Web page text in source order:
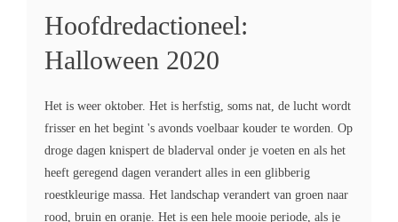
Hoofdredactioneel:
Halloween 2020
Het is weer oktober. Het is herfstig, soms nat, de lucht wordt
frisser en het begint 's avonds voelbaar kouder te worden. Op
droge dagen knispert de bladerval onder je voeten en als het
heeft geregend dagen verandert alles in een glibberig
roestkleurige massa. Het landschap verandert van groen naar
rood, bruin en oranje. Het is een hele mooie periode, als je